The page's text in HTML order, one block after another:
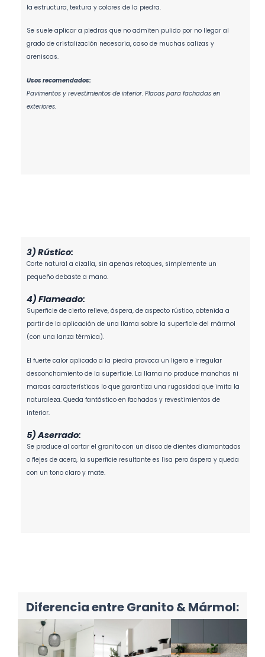
la estructura, textura y colores de la piedra.
Se suele aplicar a piedras que no admiten pulido por no llegar al
grado de cristalización necesaria, caso de muchas calizas y
areniscas.
Usos recomendados:
Pavimentos y revestimientos de interior. Placas para fachadas en
exteriores.
3) Rústico:
Corte natural a cizalla, sin apenas retoques, simplemente un
pequeño debaste a mano.
4) Flameado:
Superficie de cierto relieve, áspera, de aspecto rústico, obtenida a
partir de la aplicación de una llama sobre la superficie del mármol
(con una lanza térmica).
El fuerte calor aplicado a la piedra provoca un ligero e irregular
desconchamiento de la superficie. La llama no produce manchas ni
marcas características lo que garantiza una rugosidad que imita la
naturaleza. Queda fantástico en fachadas y revestimientos de
interior.
5) Aserrado:
Se produce al cortar el granito con un disco de dientes diamantados
o flejes de acero, la superficie resultante es lisa pero áspera y queda
con un tono claro y mate.
Diferencia entre Granito & Mármol: